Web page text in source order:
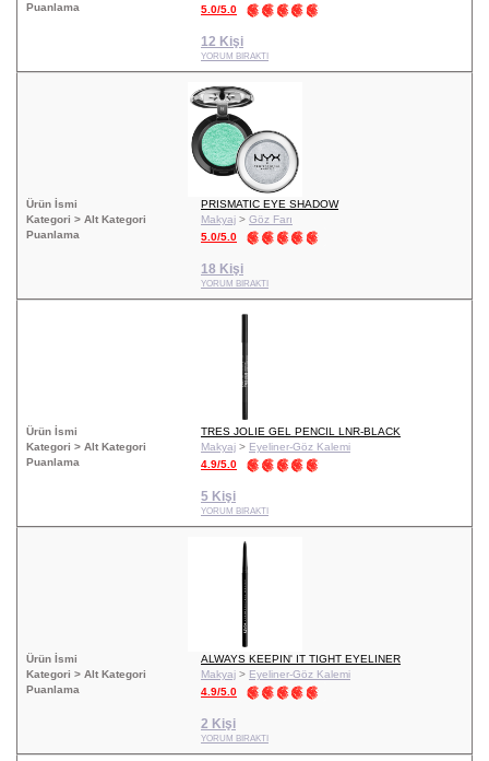
Puanlama
5.0/5.0
12 Kişi
YORUM BIRAKTI
Ürün İsmi
PRISMATIC EYE SHADOW
Kategori > Alt Kategori
Makyaj > Göz Farı
Puanlama
5.0/5.0
18 Kişi
YORUM BIRAKTI
Ürün İsmi
TRES JOLIE GEL PENCIL LNR-BLACK
Kategori > Alt Kategori
Makyaj > Eyeliner-Göz Kalemi
Puanlama
4.9/5.0
5 Kişi
YORUM BIRAKTI
Ürün İsmi
ALWAYS KEEPIN' IT TIGHT EYELINER
Kategori > Alt Kategori
Makyaj > Eyeliner-Göz Kalemi
Puanlama
4.9/5.0
2 Kişi
YORUM BIRAKTI